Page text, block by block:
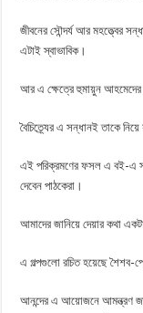
জীবনের সৌন্দর্য আর মহত্ত্বের
এটাই স্বাভাবিক।
আর এ ক্ষেত্রে হুমায়ুন আহমেদের
বৈচিত্র্যের এ সন্ধানই তাকে
এই পরিক্রমণের ফসল এ বই-এ
দেবেন পাঠকেরা।
আমাদের জানিয়ে দেয়ার কথা
এ গল্পগুলাে রচিত হয়েছে শৈশব-
আনন্দের এ আয়ােজনে আমন্ত্রণ